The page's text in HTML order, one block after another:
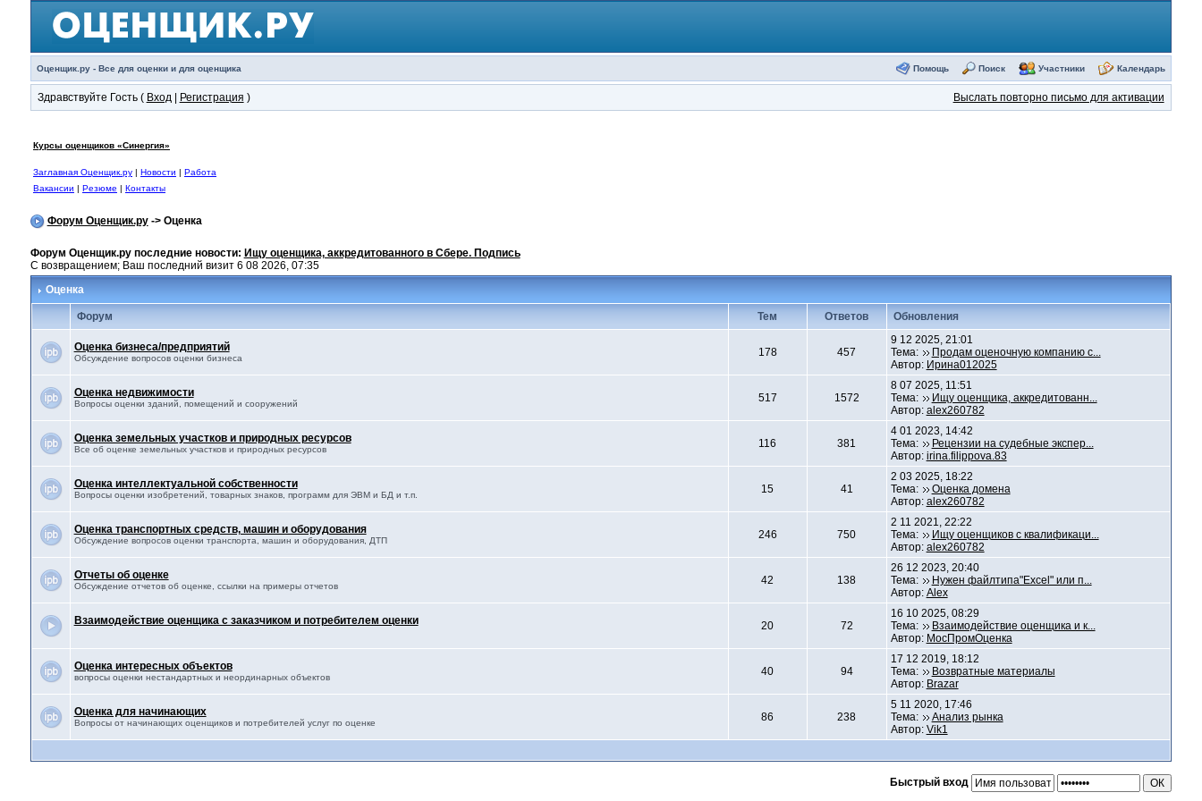
Оценщик.ру - Все для оценки и для оценщика Помощь Поиск Участники Календарь
Здравствуйте Гость ( Вход| Регистрация ) Выслать повторно письмо для активации
Курсы оценщиков «Синергия»
Заглавная Оценщик.ру| Новости | Работа
Вакансии | Резюме | Контакты
Форум Оценщик.ру-> Оценка
Форум Оценщик.ру последние новости: Ищу оценщика, аккредитованного в Сбере. Подпись
С возвращением; Ваш последний визит 6 08 2026, 07:35
Оценка
Форум Тем Ответов Обновления
Оценка бизнеса/предприятий
Обсуждение вопросов оценки бизнеса 178 457
9 12 2025, 21:01
Тема:
Продам оценочную компанию с...
Автор: Ирина012025
Оценка недвижимости
Вопросы оценки зданий, помещений и сооружений 517 1572
8 07 2025, 11:51
Тема:
Ищу оценщика, аккредитованн...
Автор: alex260782
Оценка земельных участков и природных ресурсов
Все об оценке земельных участков и природных ресурсов 116 381
4 01 2023, 14:42
Тема:
Рецензии на судебные экспер...
Автор: irina.filippova.83
Оценка интеллектуальной собственности
Вопросы оценки изобретений, товарных знаков, программ для ЭВМ и БД и т.п. 15 41
2 03 2025, 18:22
Тема:
Оценка домена
Автор: alex260782
Оценка транспортных средств, машин и оборудования
Обсуждение вопросов оценки транспорта, машин и оборудования, ДТП 246 750
2 11 2021, 22:22
Тема:
Ищу оценщиков с квалификаци...
Автор: alex260782
Отчеты об оценке
Обсуждение отчетов об оценке, ссылки на примеры отчетов 42 138
26 12 2023, 20:40
Тема:
Нужен файлтипа"Excel" или п...
Автор: Alex
Взаимодействие оценщика с заказчиком и потребителем оценки 20 72
16 10 2025, 08:29
Тема:
Взаимодействие оценщика и к...
Автор: МосПромОценка
Оценка интересных объектов
вопросы оценки нестандартных и неординарных объектов 40 94
17 12 2019, 18:12
Тема:
Возвратные материалы
Автор: Brazar
Оценка для начинающих
Вопросы от начинающих оценщиков и потребителей услуг по оценке 86 238
5 11 2020, 17:46
Тема:
Анализ рынка
Автор: Vik1
Быстрый вход